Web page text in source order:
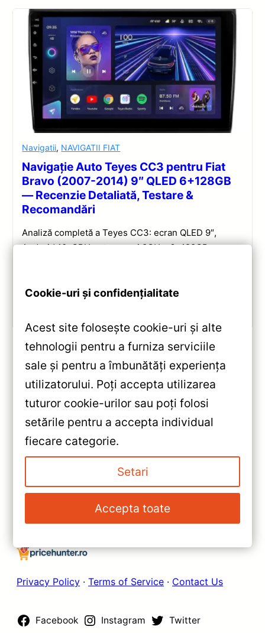
Navigatii, NAVIGATII FIAT
Navigație Auto Teyes CC3 pentru Fiat
Bravo (2007-2014) 9″ QLED 6+128GB
— Recenzie Detaliată, Testare &
Recomandări
Analiză completă a Teyes CC3: ecran QLED 9″,
Android 10, CPU octa-core 1.8GHz, 6+128GB,
«Navigație Teyes CC3L pentru
Kia Sorento 2015-2020 —
Recenzie Detaliată, Testare &
Recomandări
Navigatie Auto Teyes CC3
pentru Lexus ES (2013-2018) —
9” QLED, 4+32GB, Octa-core —
Recenzie Detaliată, Testare &
Recomandări
Privacy Policy · Terms of Service · Contact Us
Facebook Instagram Twitter
Cookie-uri și confidențialitate
Acest site folosește cookie-uri și alte
tehnologii pentru a furniza serviciile
sale și pentru a îmbunătăți experiența
utilizatorului. Poți accepta utilizarea
tuturor cookie-urilor sau poți folosi
setările pentru a accepta individual
fiecare categorie.
Setari
Accepta toate